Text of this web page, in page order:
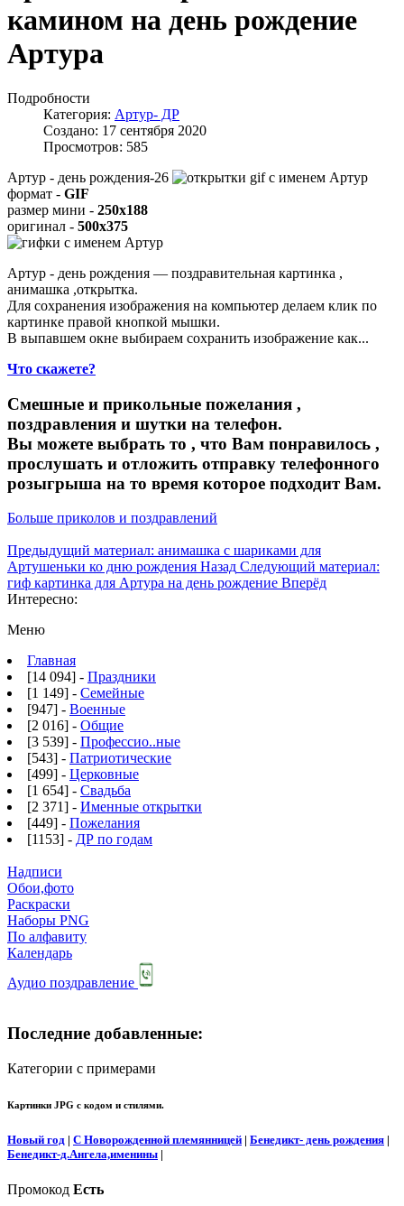
камином на день рождение
Артура
Подробности
Категория: Артур- ДР
Создано: 17 сентября 2020
Просмотров: 585
Артур - день рождения-26
формат - GIF
размер мини - 250x188
оригинал - 500x375
Артур - день рождения — поздравительная картинка ,
анимашка ,открытка.
Для сохранения изображения на компьютер делаем клик по
картинке правой кнопкой мышки.
В выпавшем окне выбираем сохранить изображение как...
Что скажете?
Смешные и прикольные пожелания ,
поздравления и шутки на телефон.
Вы можете выбрать то , что Вам понравилось ,
прослушать и отложить отправку телефонного
розыгрыша на то время которое подходит Вам.
Больше приколов и поздравлений
Предыдущий материал: анимашка с шариками для
Артушеньки ко дню рождения Назад Следующий материал:
гиф картинка для Артура на день рождение Вперёд
Интересно:
Меню
Главная
[14 094] - Праздники
[1 149] - Семейные
[947] - Военные
[2 016] - Общие
[3 539] - Профессио..ные
[543] - Патриотические
[499] - Церковные
[1 654] - Свадьба
[2 371] - Именные открытки
[449] - Пожелания
[1153] - ДР по годам
Надписи
Обои,фото
Раскраски
Наборы PNG
По алфавиту
Календарь
Аудио поздравление
Последние добавленные:
Категории с примерами
Картинки JPG с кодом и стилями.
Новый год | С Новорожденной племянницей | Бенедикт- день рождения |
Бенедикт-д.Ангела,именины |
Промокод Есть